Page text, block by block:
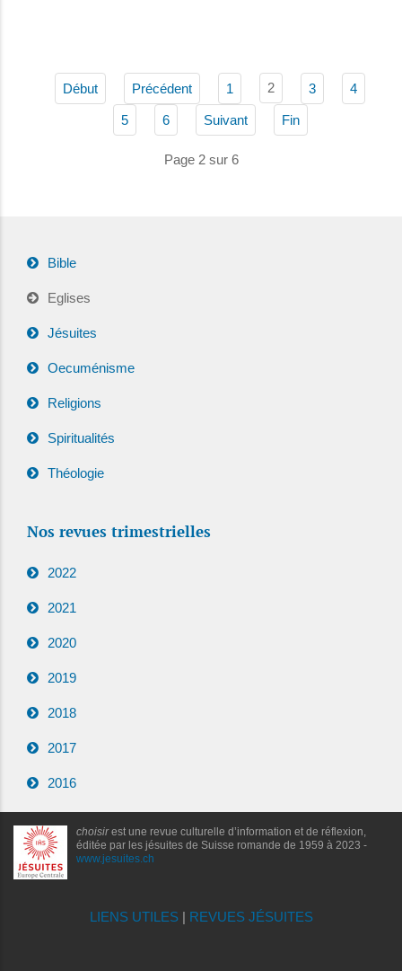
Début Précédent 1 2 3 4
5 6 Suivant Fin
Page 2 sur 6
Bible
Eglises
Jésuites
Oecuménisme
Religions
Spiritualités
Théologie
Nos revues trimestrielles
2022
2021
2020
2019
2018
2017
2016
choisirest une revue culturelle d’information et de réflexion,
éditée par les jésuites de Suisse romande de 1959 à 2023 -
www.jesuites.ch
LIENS UTILES| REVUES JÉSUITES